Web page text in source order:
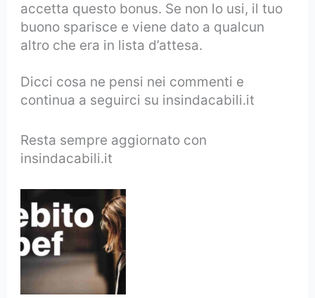
accetta questo bonus. Se non lo usi, il tuo
buono sparisce e viene dato a qualcun
altro che era in lista d’attesa.
Dicci cosa ne pensi nei commenti e
continua a seguirci su insindacabili.it
Resta sempre aggiornato con
insindacabili.it